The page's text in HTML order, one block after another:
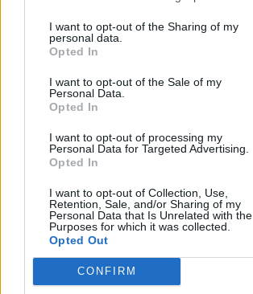
I want to opt-out of the Sharing of my
personal data.
Opted In
I want to opt-out of the Sale of my
Personal Data.
Opted In
I want to opt-out of processing my
Personal Data for Targeted Advertising.
Opted In
I want to opt-out of Collection, Use,
Retention, Sale, and/or Sharing of my
Personal Data that Is Unrelated with the
Purposes for which it was collected.
Opted Out
CONFIRM